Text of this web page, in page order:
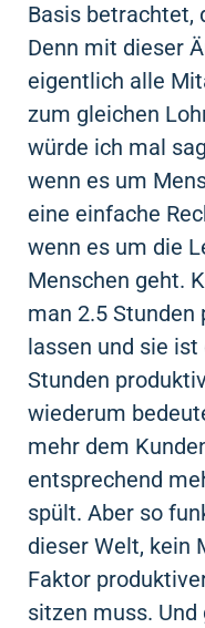
Basis betrachtet,
Denn mit dieser
eigentlich alle
zum gleichen
würde ich mal
wenn es um
eine einfache
wenn es um die
Menschen geht.
man 2.5 Stunden
lassen und sie
Stunden
wiederum
mehr dem
entsprechend
spült. Aber so
dieser Welt, kein
Faktor
sitzen muss.